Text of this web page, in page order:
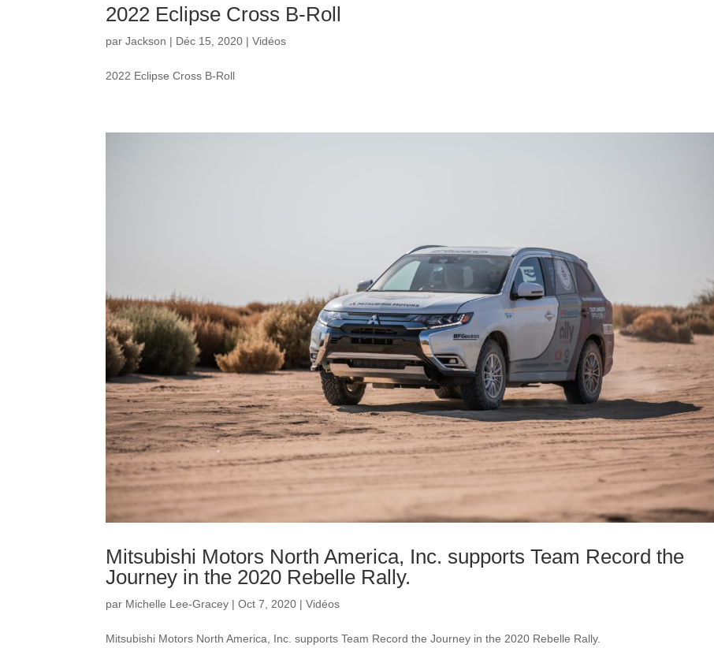
2022 Eclipse Cross B-Roll
parJackson | Déc 15, 2020 |Vidéos
2022 Eclipse Cross B-Roll
Mitsubishi Motors North America, Inc. supports Team Record the
Journey in the 2020 Rebelle Rally.
par Michelle Lee-Gracey |Oct 7, 2020 |Vidéos
Mitsubishi Motors North America, Inc. supports Team Record the Journey in the 2020 Rebelle Rally.